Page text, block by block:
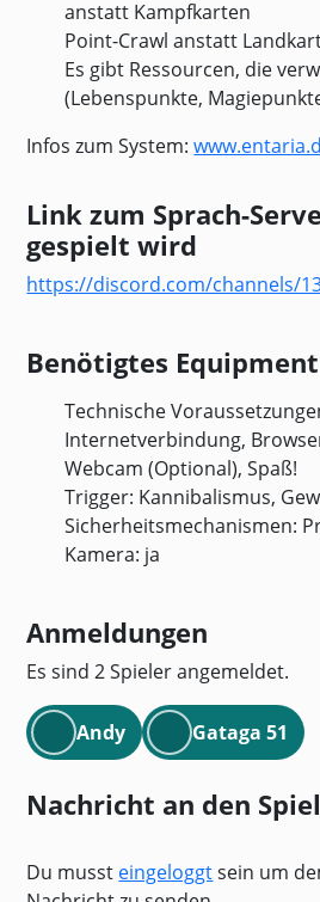
anstatt Kampfkarten
Point-Crawl anstatt
Es gibt Ressourcen, die
(Lebenspunkte,
Infos zum System:
Link zum Sprach-
gespielt wird
https://discord.com/channels/
Benötigtes Equipment
Technische
Internetverbindung,
Webcam (Optional), Spaß!
Trigger: Kannibalismus,
Sicherheitsmechanismen:
Kamera: ja
Anmeldungen
Es sind 2 Spieler angemeldet.
Andy Gataga 51
Nachricht an den
Du musst eingeloggtsein um